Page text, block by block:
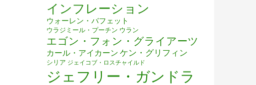
インフレーション
ウォーレン・バフェット
ウラジミール・プーチン ウラン
エゴン・フォン・グライアーツ
カール・アイカーン ケン・グリフィン
シリア ジェイコブ・ロスチャイルド
ジェフリー・ガンドラ